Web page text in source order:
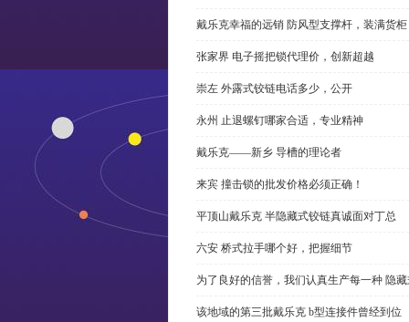
戴乐克幸福的远销 防风型支撑杆，装满货柜
张家界 电子摇把锁代理价，创新超越
崇左 外露式铰链电话多少，公开
永州 止退螺钉哪家合适，专业精神
戴乐克——新乡 导槽的理论者
来宾 撞击锁的批发价格必须正确！
平顶山戴乐克 半隐藏式铰链真诚面对丁总
六安 桥式拉手哪个好，把握细节
为了良好的信誉，我们认真生产每一种 隐
该地域的第三批戴乐克 b型连接件曾经到位